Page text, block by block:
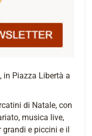
in Piazza Libertà a
di Natale, con
musica live,
grandi e piccini e il